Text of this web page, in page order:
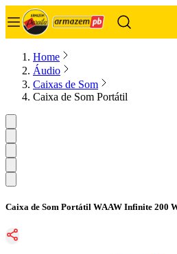
Home
Áudio
Caixas de Som
Caixa de Som Portátil
Caixa de Som Portátil WAAW Infinite 200